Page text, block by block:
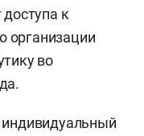
к
организации
во